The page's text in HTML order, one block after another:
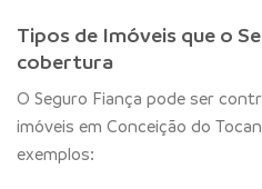
Tipos de Imóveis que o
cobertura
O Seguro Fiança pode ser
imóveis em Conceição do
exemplos: